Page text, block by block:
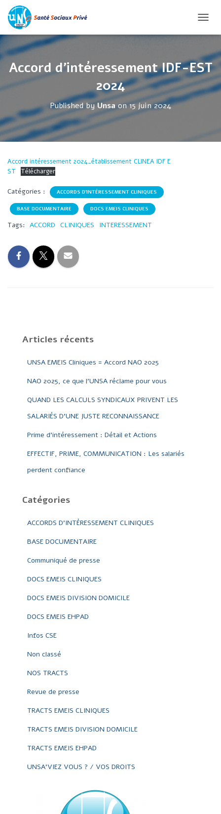
U
R
I
R
/
E
Accord d’intéressement IDF-EST
2024
Published byUnsaon15 juin 2024
Accord intéressement 2024_établissement CLINEA IDF E
ST
Télécharger
Catégories : ACCORDS D'INTÉRESSEMENT CLINIQUES
BASE DOCUMENTAIRE DOCS EMEIS CLINIQUES
Tags: ACCORD CLINIQUES INTERESSEMENT
Articles récents
UNSA EMEIS Cliniques = Accord NAO 2025
NAO 2025, ce que l’UNSA réclame pour vous
QUAND LES CALCULS SYNDICAUX PRIVENT LES
SALARIÉS D’UNE JUSTE RECONNAISSANCE
Prime d’intéressement : Détail et Actions
EFFECTIF, PRIME, COMMUNICATION : Les salariés
perdent confiance
Catégories
ACCORDS D'INTÉRESSEMENT CLINIQUES
BASE DOCUMENTAIRE
Communiqué de presse
DOCS EMEIS CLINIQUES
DOCS EMEIS DIVISION DOMICILE
DOCS EMEIS EHPAD
Infos CSE
Non classé
NOS TRACTS
Revue de presse
TRACTS EMEIS CLINIQUES
TRACTS EMEIS DIVISION DOMICILE
TRACTS EMEIS EHPAD
UNSA'VIEZ VOUS ? / VOS DROITS